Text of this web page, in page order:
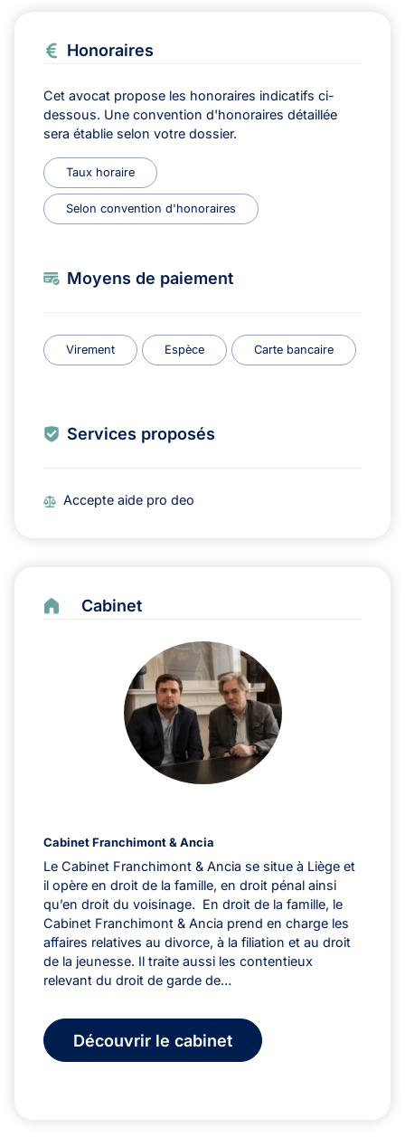
Honoraires
Cet avocat propose les honoraires indicatifs ci-
dessous. Une convention d'honoraires détaillée
sera établie selon votre dossier.
Taux horaire
Selon convention d'honoraires
Moyens de paiement
Virement Espèce Carte bancaire
Services proposés
Accepte aide pro deo
Cabinet
Cabinet Franchimont & Ancia
Le Cabinet Franchimont & Ancia se situe à Liège et
il opère en droit de la famille, en droit pénal ainsi
qu’en droit du voisinage. En droit de la famille, le
Cabinet Franchimont & Ancia prend en charge les
affaires relatives au divorce, à la filiation et au droit
de la jeunesse. Il traite aussi les contentieux
relevant du droit de garde de…
Découvrir le cabinet